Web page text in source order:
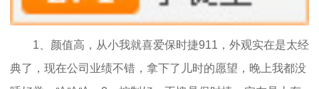
1、颜值高，从小我就喜爱保时捷911，外观实在是太经
典了，现在公司业绩不错，拿下了儿时的愿望，晚上我都没